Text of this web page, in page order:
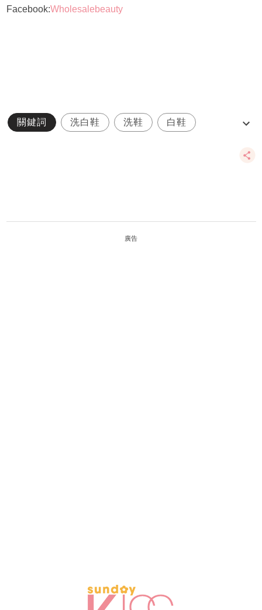
Facebook:Wholesalebeauty
關鍵詞 洗白鞋 洗鞋 白鞋
廣告